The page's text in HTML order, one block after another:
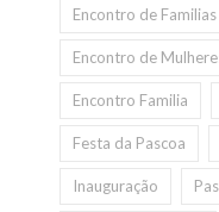
Encontro de Familias
Encontro de
Encontro Familia
Festa da Pascoa
Inauguração